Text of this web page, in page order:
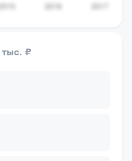
тыс. ₽